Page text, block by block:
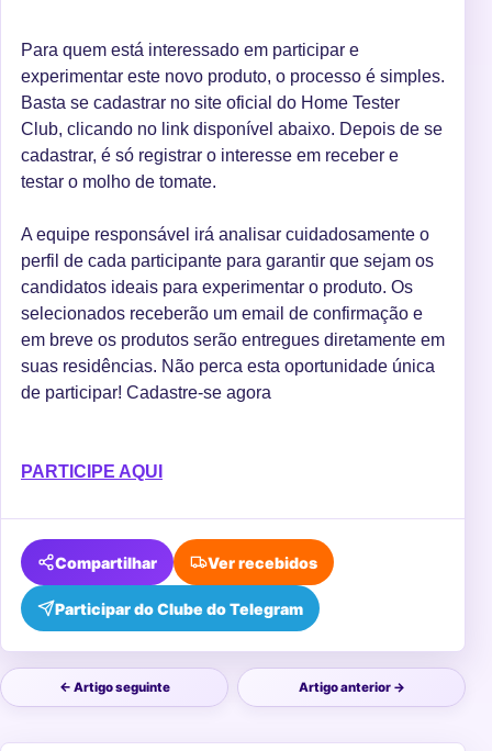
Para quem está interessado em participar e
experimentar este novo produto, o processo é simples.
Basta se cadastrar no site oficial do Home Tester
Club, clicando no link disponível abaixo. Depois de se
cadastrar, é só registrar o interesse em receber e
testar o molho de tomate.
A equipe responsável irá analisar cuidadosamente o
perfil de cada participante para garantir que sejam os
candidatos ideais para experimentar o produto. Os
selecionados receberão um email de confirmação e
em breve os produtos serão entregues diretamente em
suas residências. Não perca esta oportunidade única
de participar! Cadastre-se agora
PARTICIPE AQUI
Compartilhar
Participar do Clube do Telegram
Ver recebidos
← Artigo seguinte Artigo anterior →